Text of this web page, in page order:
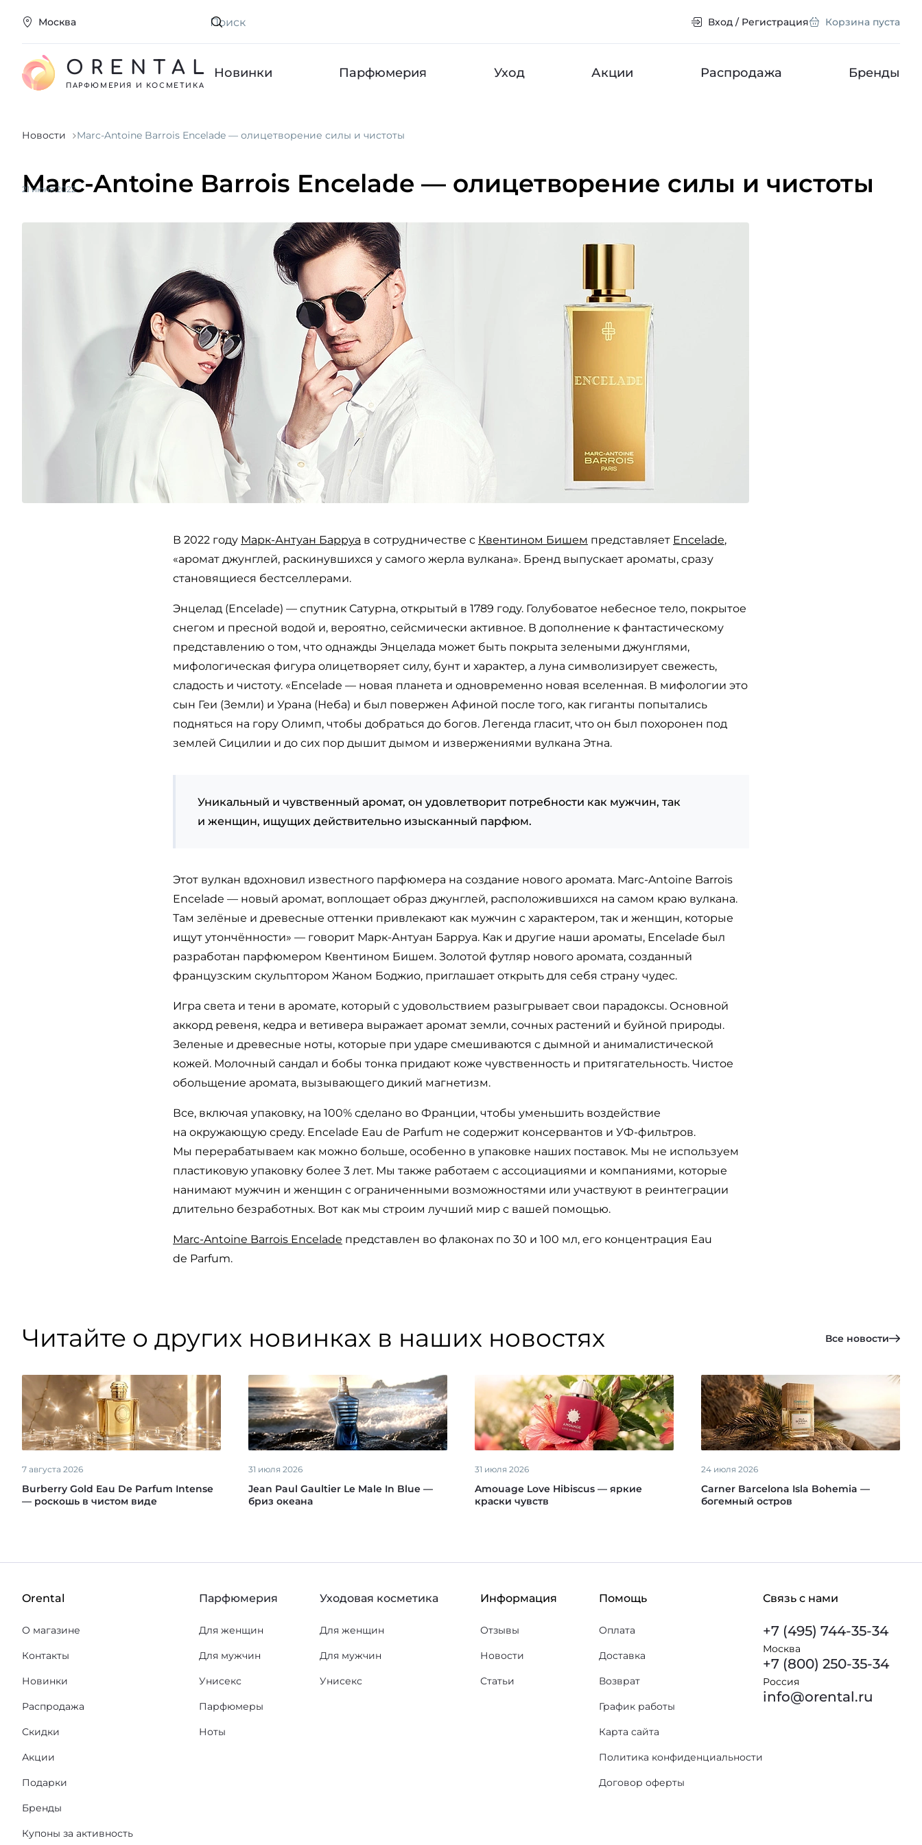
Москва Искать Вход / Регистрация Корзина пуста
ORENTAL
ПАРФЮМЕРИЯ И КОСМЕТИКА
Новинки Парфюмерия Уход Акции Распродажа Бренды
Новости Marc-Antoine Barrois Encelade — олицетворение силы и чистоты
Marc-Antoine Barrois Encelade — олицетворение силы и чистоты
21 июня 2022
В 2022 году Марк-Антуан Барруа в сотрудничестве с Квентином Бишем представляет Encelade,
«аромат джунглей, раскинувшихся у самого жерла вулкана». Бренд выпускает ароматы, сразу
становящиеся бестселлерами.
Энцелад (Encelade) — спутник Сатурна, открытый в 1789 году. Голубоватое небесное тело, покрытое
снегом и пресной водой и, вероятно, сейсмически активное. В дополнение к фантастическому
представлению о том, что однажды Энцелада может быть покрыта зелеными джунглями,
мифологическая фигура олицетворяет силу, бунт и характер, а луна символизирует свежесть,
сладость и чистоту. «Encelade — новая планета и одновременно новая вселенная. В мифологии это
сын Геи (Земли) и Урана (Неба) и был повержен Афиной после того, как гиганты попытались
подняться на гору Олимп, чтобы добраться до богов. Легенда гласит, что он был похоронен под
землей Сицилии и до сих пор дышит дымом и извержениями вулкана Этна.
Уникальный и чувственный аромат, он удовлетворит потребности как мужчин, так
и женщин, ищущих действительно изысканный парфюм.
Этот вулкан вдохновил известного парфюмера на создание нового аромата. Marc-Antoine Barrois
Encelade — новый аромат, воплощает образ джунглей, расположившихся на самом краю вулкана.
Там зелёные и древесные оттенки привлекают как мужчин с характером, так и женщин, которые
ищут утончённости» — говорит Марк-Антуан Барруа. Как и другие наши ароматы, Encelade был
разработан парфюмером Квентином Бишем. Золотой футляр нового аромата, созданный
французским скульптором Жаном Боджио, приглашает открыть для себя страну чудес.
Игра света и тени в аромате, который с удовольствием разыгрывает свои парадоксы. Основной
аккорд ревеня, кедра и ветивера выражает аромат земли, сочных растений и буйной природы.
Зеленые и древесные ноты, которые при ударе смешиваются с дымной и анималистической
кожей. Молочный сандал и бобы тонка придают коже чувственность и притягательность. Чистое
обольщение аромата, вызывающего дикий магнетизм.
Все, включая упаковку, на 100% сделано во Франции, чтобы уменьшить воздействие
на окружающую среду. Encelade Eau de Parfum не содержит консервантов и УФ-фильтров.
Мы перерабатываем как можно больше, особенно в упаковке наших поставок. Мы не используем
пластиковую упаковку более 3 лет. Мы также работаем с ассоциациями и компаниями, которые
нанимают мужчин и женщин с ограниченными возможностями или участвуют в реинтеграции
длительно безработных. Вот как мы строим лучший мир с вашей помощью.
Marc-Antoine Barrois Encelade представлен во флаконах по 30 и 100 мл, его концентрация Eau
de Parfum.
Читайте о других новинках в наших новостях Все новости
7 августа 2026
Burberry Gold Eau De Parfum Intense
— роскошь в чистом виде
31 июля 2026
Jean Paul Gaultier Le Male In Blue —
бриз океана
31 июля 2026
Amouage Love Hibiscus — яркие
краски чувств
24 июля 2026
Carner Barcelona Isla Bohemia —
богемный остров
Orental
О магазине
Контакты
Новинки
Распродажа
Скидки
Акции
Подарки
Бренды
Купоны за активность
Парфюмерия
Для женщин
Для мужчин
Унисекс
Парфюмеры
Ноты
Уходовая косметика
Для женщин
Для мужчин
Унисекс
Информация
Отзывы
Новости
Статьи
Помощь
Оплата
Доставка
Возврат
График работы
Карта сайта
Политика конфиденциальности
Договор оферты
Связь с нами
+7 (495) 744-35-34
Москва
+7 (800) 250-35-34
Россия
info@orental.ru